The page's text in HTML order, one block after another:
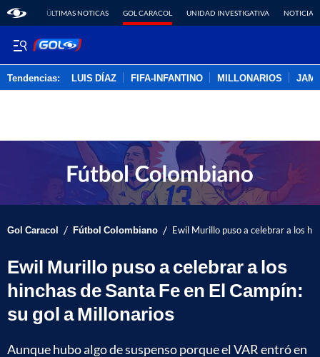
ÚLTIMAS NOTICAS GOL CARACOL UNIDAD INVESTIGATIVA NOTICIAS
Tendencias: LUIS DÍAZ FIFA-INFANTINO MILLONARIOS
Gol Caracol / Fútbol Colombiano / Ewil Murillo puso a celebrar a los
Ewil Murillo puso a celebrar a los
hinchas de Santa Fe en El Campín:
su gol a Millonarios
Aunque hubo algo de suspenso porque el VAR entró en